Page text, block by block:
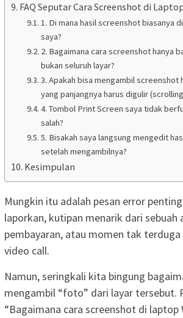
FAQ Seputar Cara Screenshot di
1. Di mana hasil screenshot biasanya
saya?
2. Bagaimana cara screenshot hanya
bukan seluruh layar?
3. Apakah bisa mengambil screenshot
yang panjangnya harus digulir
4. Tombol Print Screen saya tidak
salah?
5. Bisakah saya langsung mengedit
setelah mengambilnya?
Kesimpulan
Mungkin itu adalah pesan error
laporkan, kutipan menarik dari sebuah
pembayaran, atau momen tak terduga
video call.
Namun, seringkali kita bingung
mengambil “foto” dari layar tersebut.
“Bagaimana cara screenshot di laptop